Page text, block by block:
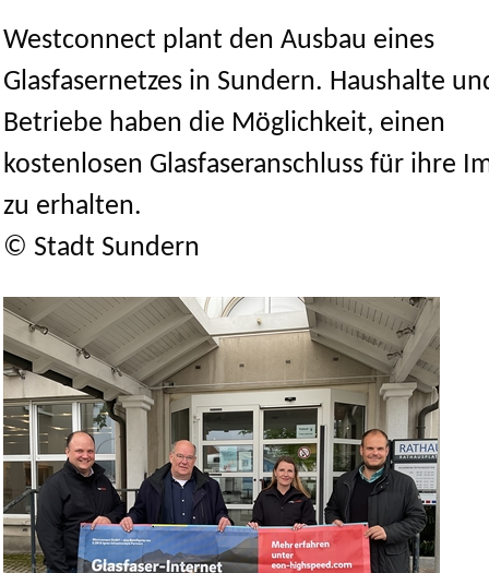
Westconnect plant den Ausbau eines
Glasfasernetzes in Sundern. Haushalte
Betriebe haben die Möglichkeit, einen
kostenlosen Glasfaseranschluss für ihre
zu erhalten.
© Stadt Sundern